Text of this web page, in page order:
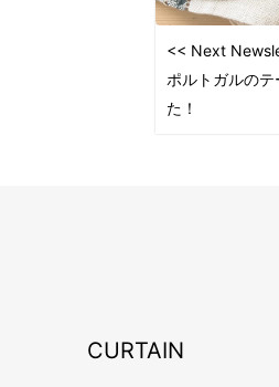
<< Next
ポルトガルの
た！
CURTAIN